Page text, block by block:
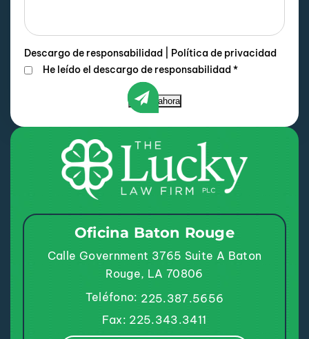
Descargo de responsabilidad
Política de privacidad
He leído el descargo de responsabilidad*
Enviar ahora
Oficina Baton Rouge
Calle Government 3765 Suite A Baton
Rouge, LA 70806
Teléfono: 225.387.5656
Fax: 225.343.3411